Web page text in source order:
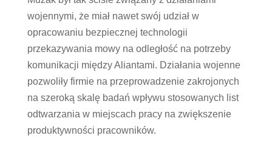
wojennymi, że miał nawet swój udział w
opracowaniu bezpiecznej technologii
przekazywania mowy na odległość na potrzeby
komunikacji między Aliantami. Działania wojenne
pozwoliły firmie na przeprowadzenie zakrojonych
na szeroką skalę badań wpływu stosowanych list
odtwarzania w miejscach pracy na zwiększenie
produktywności pracowników.